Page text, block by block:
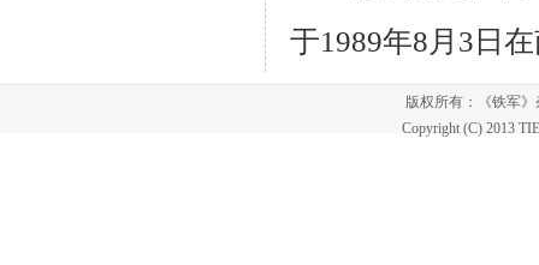
于1989年8月 3 日
版权所有：《铁军
Copyright (C) 2013